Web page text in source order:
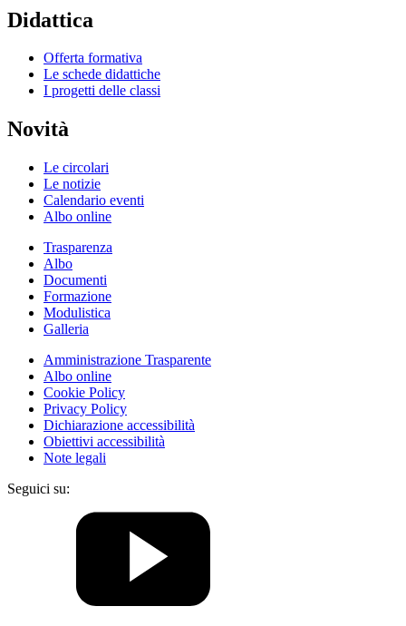
Didattica
Offerta formativa
Le schede didattiche
I progetti delle classi
Novità
Le circolari
Le notizie
Calendario eventi
Albo online
Trasparenza
Albo
Documenti
Formazione
Modulistica
Galleria
Amministrazione Trasparente
Albo online
Cookie Policy
Privacy Policy
Dichiarazione accessibilità
Obiettivi accessibilità
Note legali
Seguici su: